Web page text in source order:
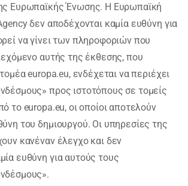
Ευρωπαϊκής Ένωσης. Η Ευρωπαϊκή
δεν αποδέχονται καµία ευθύνη για
να γίνει των πληροφοριών που
αυτής της έκθεσης, που
europa.eu, ενδέχεται να περιέχει
προς ιστοτόπους σε τοµείς
το europa.eu, οι οποίοι αποτελούν
του δηµιουργού. Οι υπηρεσίες της
κανέναν έλεγχο και δεν
ευθύνη για αυτούς τους